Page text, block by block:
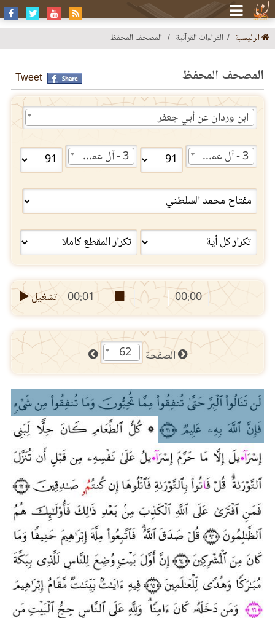
الرئيسية القراءات القرآنية المصحف المحفظ
المصحف المحفظ Tweet
ابن وردان عن أبي جعفر
3 - آل عمران 3 - آل عمران
00:00
00:01 تشغيل
الصفحة 62